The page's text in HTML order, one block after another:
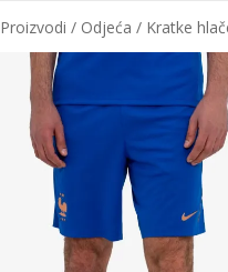
Proizvodi Odjeća Kratke